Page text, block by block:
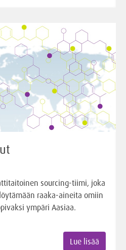
sourcing-tiimi, joka
raaka-aineita omiin
ympäri Aasiaa.
Lue lisää